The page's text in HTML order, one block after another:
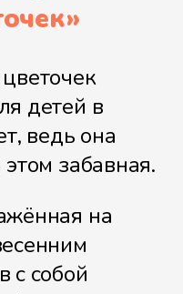
»
детей в
ведь она
забавная.
на
с собой